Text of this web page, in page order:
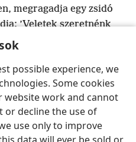
possible experience, we
Some cookies
website work and cannot
or decline the use of
use only to improve
megragadja egy zsidó
’Veletek szeretnénk
Isten veletek van!’«
Beállítások
and Tract Society of Pennsylvania
információra vonatkozó szabályok
JW.ORG Bejelentkezés